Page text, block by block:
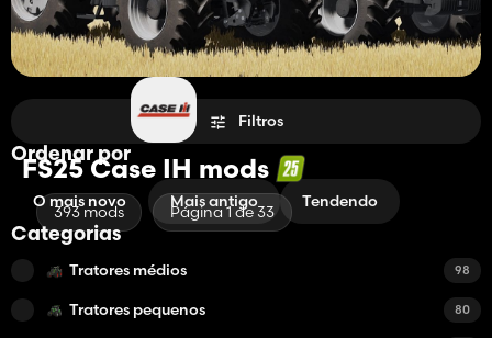
FS25 Case IH mods
393 mods Página 1 de 33
Filtros
Ordenar por
O mais novo Mais antigo Tendendo
Categorias
Tratores médios 98
Tratores pequenos 80